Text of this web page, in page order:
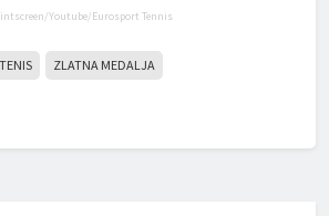
Youtube/Eurosport Tennis
TENIS ZLATNA MEDALJA